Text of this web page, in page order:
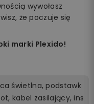
wywołasz
że poczuje się
marki Plexido!
świetlna, podstawk
kabel zasilający, ins